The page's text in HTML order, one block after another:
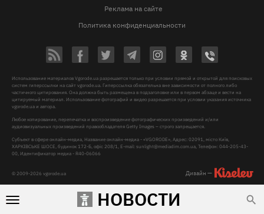
НОВОСТИ
Реклама на сайте
Политика конфиденциальности
© 2009-2026 vgorode.ua
Использование материалов Vgorode.ua разрешается только при условии прямой и открытой для поисковых
систем гиперссылки на сайт vgorode.ua. Гиперссылка обязательна вне зависимости от полного либо
частичного цитирования. Она должна быть размещена в подзаголовке или в первом абзаце и вести на
цитируемый материал. Использование фотографий и видео разрешается при условии указания источника
vgorode.ua и автора.
Любое копирование, перепечатка и воспроизведение фотографических произведений и/или
аудиовизуальных произведений правообладателя Getty Images – строго запрещается.
Субъект в сфере онлайн-медиа, Название онлайн-медиа - «VGORODE», Адрес: 02091, місто Київ,
ХАРКІВСЬКЕ ШОСЕ, будинок 172-Б, офіс 208/1, E-mail:sunlight@mediadim.com.ua, Телефон: 044-205-43-
00, Идентификатор медиа - R40-06066
Дизайн —